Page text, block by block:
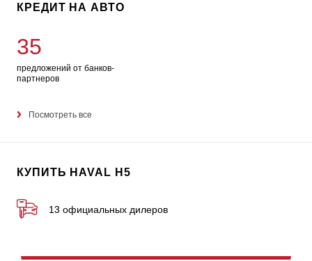
КУПИТЬ HAVAL H5
13 официальных дилеров
КРЕДИТ НА АВТО
35
предложений от банков-
партнеров
Посмотреть все